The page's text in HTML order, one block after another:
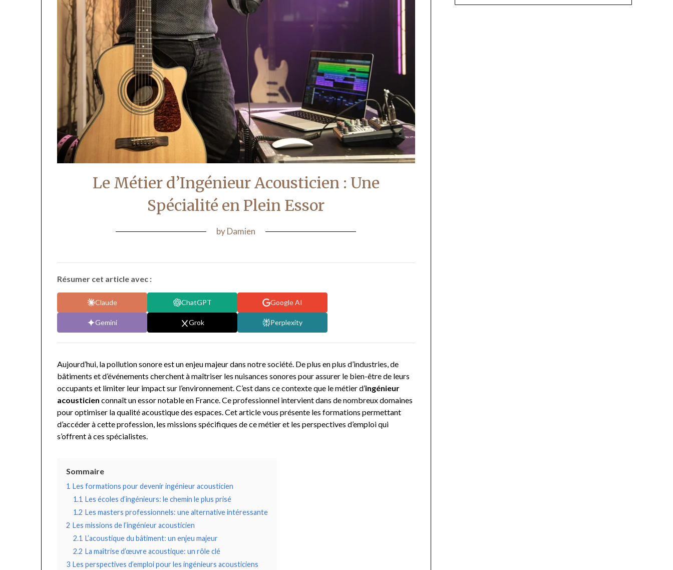
Le Métier d’Ingénieur Acousticien : Une
Spécialité en Plein Essor
byDamien
Résumer cet article avec :
Claude ChatGPT Google AI
Gemini Grok Perplexity
Aujourd’hui, la pollution sonore est un enjeu majeur dans notre société. De plus en plus d’industries, de
bâtiments et d’événements cherchent à maîtriser les nuisances sonores pour assurer le bien-être de leurs
occupants et limiter leur impact sur l’environnement. C’est dans ce contexte que le métier d’ingénieur
acousticien connaît un essor notable en France. Ce professionnel intervient dans de nombreux domaines
pour optimiser la qualité acoustique des espaces. Cet article vous présente les formations permettant
d’accéder à cette profession, les missions spécifiques de ce métier et les perspectives d’emploi qui
s’offrent à ces spécialistes.
Sommaire
1 Les formations pour devenir ingénieur acousticien
1.1 Les écoles d’ingénieurs: le chemin le plus prisé
1.2 Les masters professionnels: une alternative intéressante
2 Les missions de l’ingénieur acousticien
2.1 L’acoustique du bâtiment: un enjeu majeur
2.2 La maîtrise d’œuvre acoustique: un rôle clé
3 Les perspectives d’emploi pour les ingénieurs acousticiens